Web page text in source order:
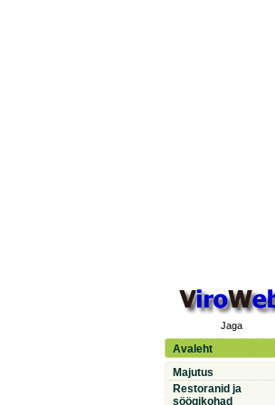
Jaga
Avaleht
Majutus
Restoranid ja
söögikohad